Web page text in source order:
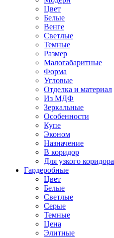
Цвет
Белые
Венге
Светлые
Темные
Размер
Малогабаритные
Форма
Угловые
Отделка и материал
Из МДФ
Зеркальные
Особенности
Купе
Эконом
Назначение
В коридор
Для узкого коридора
Гардеробные
Цвет
Белые
Светлые
Серые
Темные
Цена
Элитные